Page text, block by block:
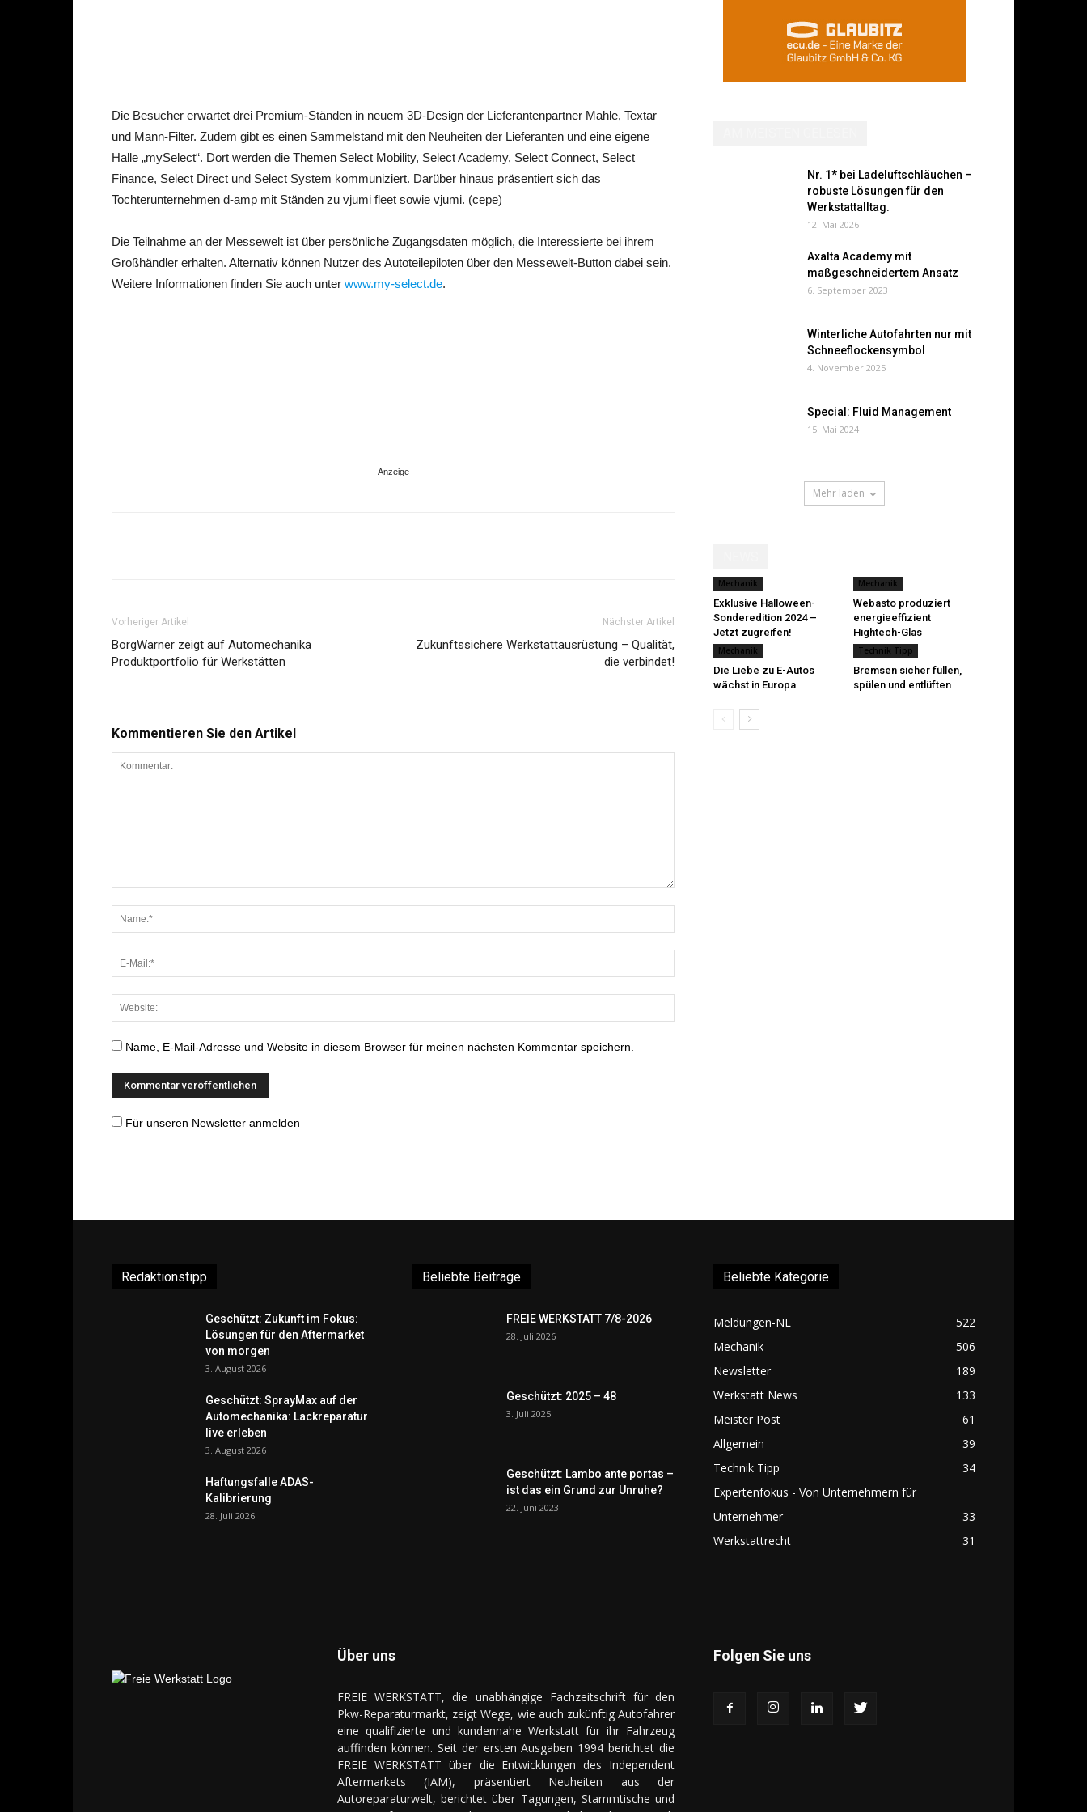
Die Besucher erwartet drei Premium-Ständen in neuem 3D-Design der Lieferantenpartner Mahle, Textar
und Mann-Filter. Zudem gibt es einen Sammelstand mit den Neuheiten der Lieferanten und eine eigene
Halle „mySelect“. Dort werden die Themen Select Mobility, Select Academy, Select Connect, Select
Finance, Select Direct und Select System kommuniziert. Darüber hinaus präsentiert sich das
Tochterunternehmen d-amp mit Ständen zu vjumi fleet sowie vjumi. (cepe)
Die Teilnahme an der Messewelt ist über persönliche Zugangsdaten möglich, die Interessierte bei ihrem
Großhändler erhalten. Alternativ können Nutzer des Autoteilepiloten über den Messewelt-Button dabei sein.
Weitere Informationen finden Sie auch unter www.my-select.de.
Vorheriger Artikel
BorgWarner zeigt auf Automechanika
Produktportfolio für Werkstätten
Nächster Artikel
Zukunftssichere Werkstattausrüstung – Qualität,
die verbindet!
Kommentieren Sie den Artikel
Name, E-Mail-Adresse und Website in diesem Browser für meinen nächsten Kommentar speichern.
Für unseren Newsletter anmelden
Nr. 1* bei Ladeluftschläuchen –
robuste Lösungen für den
Werkstattalltag.
12. Mai 2026
Axalta Academy mit
maßgeschneidertem Ansatz
6. September 2023
Winterliche Autofahrten nur mit
Schneeflockensymbol
4. November 2025
Special: Fluid Management
15. Mai 2024
Mehr laden
Mechanik
Exklusive Halloween-
Sonderedition 2024 –
Jetzt zugreifen!
Mechanik
Webasto produziert
energieeffizient
Hightech-Glas
Mechanik
Die Liebe zu E-Autos
wächst in Europa
Technik Tipp
Bremsen sicher füllen,
spülen und entlüften
Redaktionstipp
Geschützt: Zukunft im Fokus:
Lösungen für den Aftermarket
von morgen
3. August 2026
Geschützt: SprayMax auf der
Automechanika: Lackreparatur
live erleben
3. August 2026
Haftungsfalle ADAS-
Kalibrierung
28. Juli 2026
Beliebte Beiträge
FREIE WERKSTATT 7/8-2026
28. Juli 2026
Geschützt: 2025 – 48
3. Juli 2025
Geschützt: Lambo ante portas –
ist das ein Grund zur Unruhe?
22. Juni 2023
Beliebte Kategorie
Meldungen-NL
522
Mechanik
506
Newsletter
189
Werkstatt News
133
Meister Post
61
Allgemein
39
Technik Tipp
34
Expertenfokus - Von Unternehmern für
Unternehmer
33
Werkstattrecht
31
Über uns
FREIE WERKSTATT, die unabhängige Fachzeitschrift für den
Pkw-Reparaturmarkt, zeigt Wege, wie auch zukünftig Autofahrer
eine qualifizierte und kundennahe Werkstatt für ihr Fahrzeug
auffinden können. Seit der ersten Ausgaben 1994 berichtet die
FREIE WERKSTATT über die Entwicklungen des Independent
Aftermarkets (IAM), präsentiert Neuheiten aus der
Autoreparaturwelt, berichtet über Tagungen, Stammtische und
Folgen Sie uns